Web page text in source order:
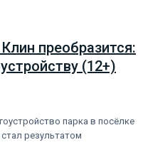
преобразится:
(12+)
парка в посёлке
результатом